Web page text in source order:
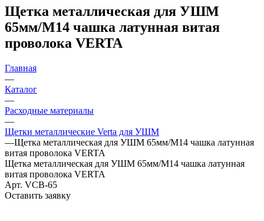
Щетка металлическая для УШМ
65мм/М14 чашка латунная витая
проволока VERTA
Главная
—
Каталог
—
Расходные материалы
—
Щетки металлические Verta для УШМ
—Щетка металлическая для УШМ 65мм/М14 чашка латунная
витая проволока VERTA
Щетка металлическая для УШМ 65мм/М14 чашка латунная
витая проволока VERTA
Арт. VCB-65
Оставить заявку